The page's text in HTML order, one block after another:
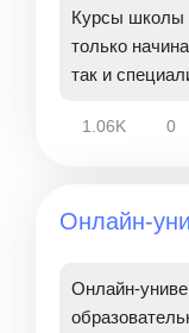
Курсы школы
только
так и
1.06K 0
Онлайн-
Онлайн-